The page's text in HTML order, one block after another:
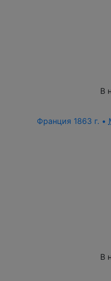
В
Франция 1863 г. •
В